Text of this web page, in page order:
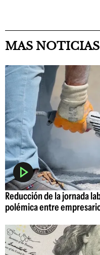
MAS
Reducción de la jornada
polémica entre